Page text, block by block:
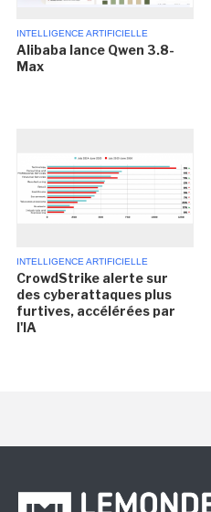
INTELLIGENCE ARTIFICIELLE
Alibaba lance Qwen 3.8-
Max
INTELLIGENCE ARTIFICIELLE
CrowdStrike alerte sur
des cyberattaques plus
furtives, accélérées par
l'IA